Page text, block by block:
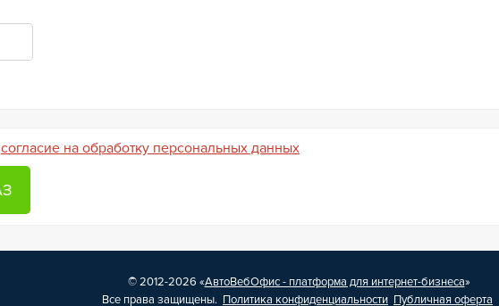
согласие на обработку персональных данных
© 2012-2026 «АвтоВебОфис - платформа для интернет-бизнеса»
Все права защищены. Политика конфиденциальности Публичная оферта